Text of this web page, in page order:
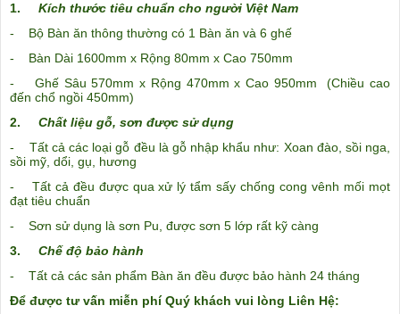
1. Kích thước tiêu chuẩn cho người Việt Nam
- Bộ Bàn ăn thông thường có 1 Bàn ăn và 6 ghế
- Bàn Dài 1600mm x Rộng 80mm x Cao 750mm
- Ghế Sâu 570mm x Rộng 470mm x Cao 950mm (Chiều cao
đến chổ ngồi 450mm)
2. Chất liệu gỗ, sơn được sử dụng
- Tất cả các loại gỗ đều là gỗ nhập khẩu như: Xoan đào, sồi nga,
sồi mỹ, dổi, gụ, hương
- Tất cả đều được qua xử lý tẩm sấy chống cong vênh mối mọt
đạt tiêu chuẩn
- Sơn sử dụng là sơn Pu, được sơn 5 lớp rất kỹ càng
3. Chế độ bảo hành
- Tất cả các sản phẩm Bàn ăn đều được bảo hành 24 tháng
Để được tư vấn miễn phí Quý khách vui lòng Liên Hệ: